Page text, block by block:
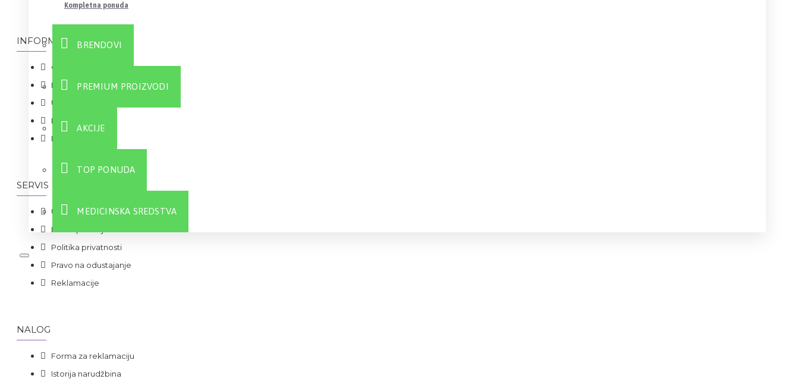
Kompletna ponuda
BRENDOVI
PREMIUM PROIZVODI
AKCIJE
TOP PONUDA
MEDICINSKA SREDSTVA
Sve
INFORMACIJE
O nama
Informacije o dostavi
Uputstvo za registraciju
Kolačići
Najčešća pitanja
SERVIS
Uslovi korišćenja i prodaje
Načini plaćanja
Politika privatnosti
Pravo na odustajanje
Reklamacije
NALOG
Forma za reklamaciju
Istorija narudžbina